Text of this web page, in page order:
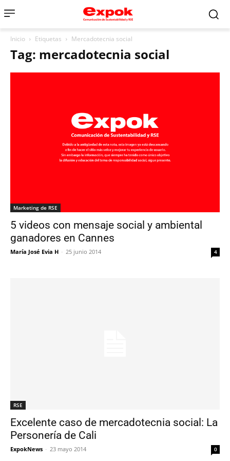
Inicio Etiquetas Mercadotecnia social
Tag: mercadotecnia social
Marketing de RSE
5 videos con mensaje social y ambiental
ganadores en Cannes
María José Evia H - 25 junio 2014 4
RSE
Excelente caso de mercadotecnia social: La
Personería de Cali
ExpokNews - 23 mayo 2014 0